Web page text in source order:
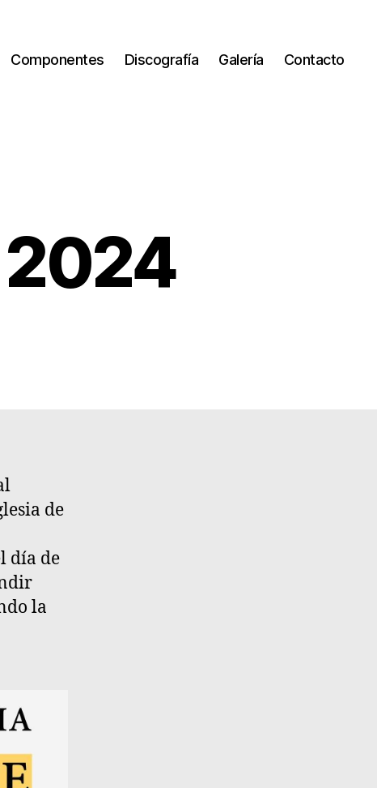
Componentes Discografía Galería Contacto
2024
de
día de
la